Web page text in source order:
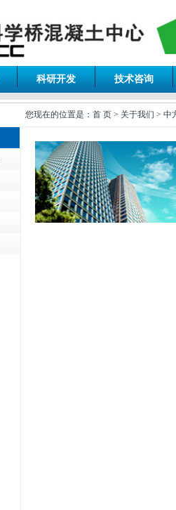
科研开发 技术咨询
您现在的位置是：首 页 > 关于我们 > 中